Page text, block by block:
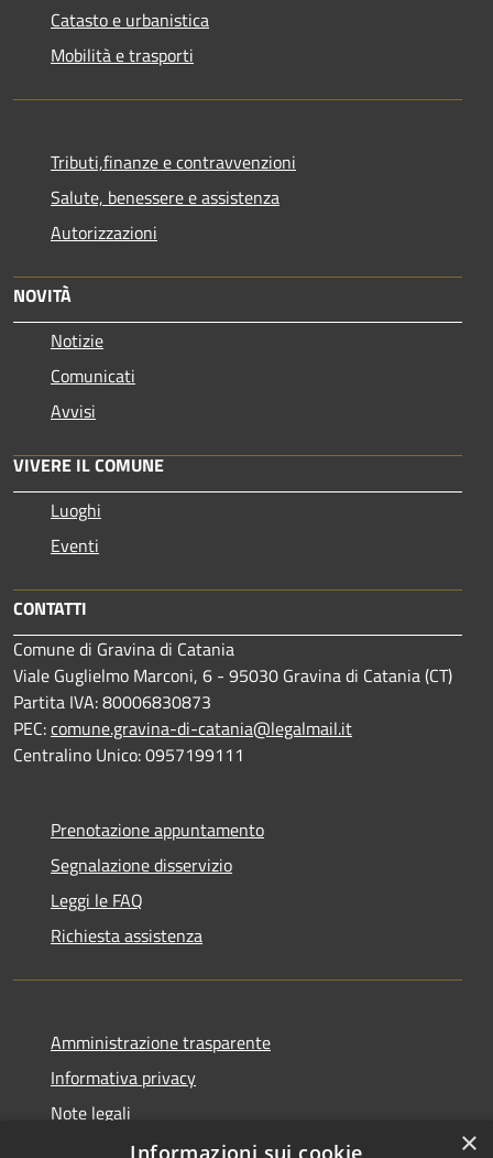
Catasto e urbanistica
Mobilità e trasporti
Tributi,finanze e contravvenzioni
Salute, benessere e assistenza
Autorizzazioni
NOVITÀ
Notizie
Comunicati
Avvisi
VIVERE IL COMUNE
Luoghi
Eventi
CONTATTI
Comune di Gravina di Catania
Viale Guglielmo Marconi, 6 - 95030 Gravina di Catania (CT)
Partita IVA: 80006830873
PEC:comune.gravina-di-catania@legalmail.it
Centralino Unico: 0957199111
Prenotazione appuntamento
Segnalazione disservizio
Leggi le FAQ
Richiesta assistenza
Amministrazione trasparente
Informativa privacy
Note legali
Dichiarazione di accessibilità
×
Informazioni sui cookie